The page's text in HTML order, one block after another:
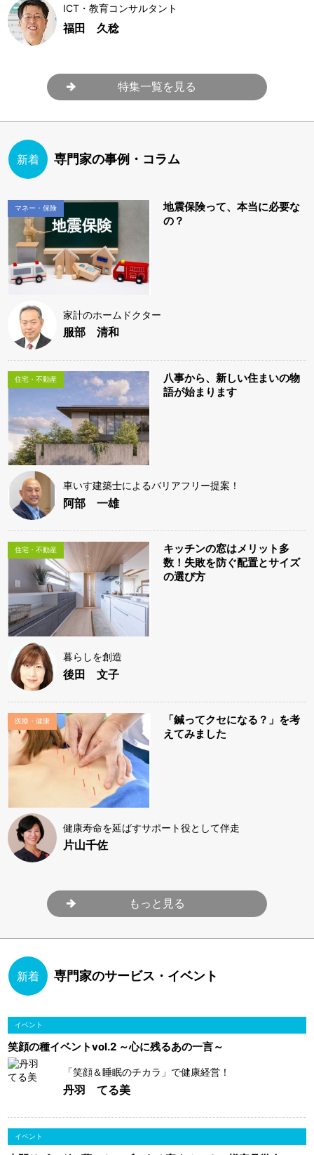
ICT・教育コンサルタント
福田 久稔
特集一覧を見る
新着 専門家の事例・コラム
マネー・保険
地震保険って、本当に必要な
の？
家計のホームドクター
服部 清和
住宅・不動産
八事から、新しい住まいの物
語が始まります
車いす建築士によるバリアフリー提案！
阿部 一雄
住宅・不動産
キッチンの窓はメリット多
数！失敗を防ぐ配置とサイズ
の選び方
暮らしを創造
後田 文子
医療・健康
「鍼ってクセになる？」を考
えてみました
健康寿命を延ばすサポート役として伴走
片山千佐
もっと見る
新着 専門家のサービス・イベント
イベント
笑顔の種イベントvol.2 ～心に残るあの一言～
「笑顔＆睡眠のチカラ」で健康経営！
丹羽 てる美
イベント